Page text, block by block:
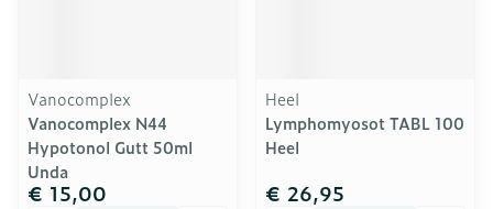
Vanocomplex
Vanocomplex N44
Hypotonol Gutt 50ml
Unda
€ 15,00
Heel
Lymphomyosot TABL 100
Heel
€ 26,95